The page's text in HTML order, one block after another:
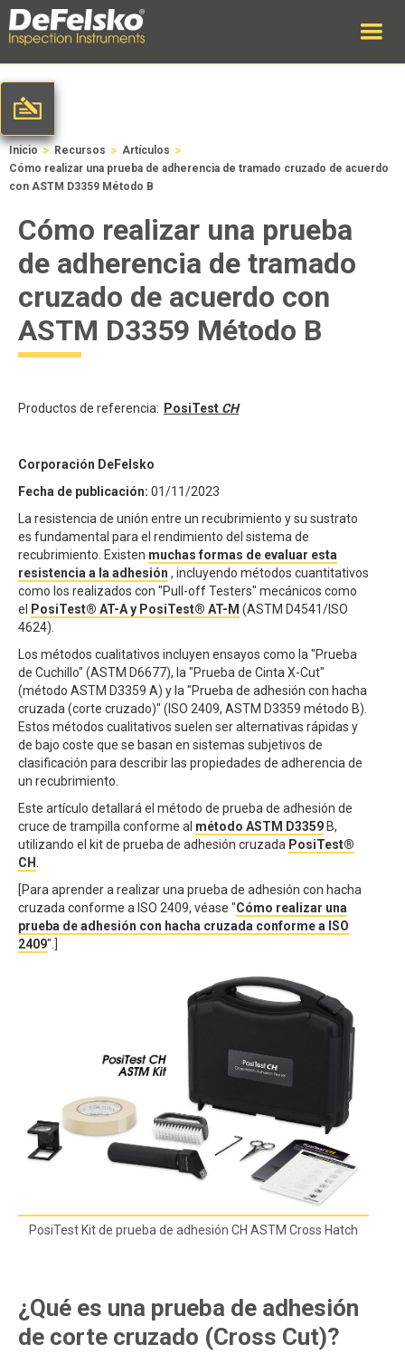
Inicio > Recursos > Artículos >
Cómo realizar una prueba de adherencia de tramado cruzado de acuerdo
con ASTM D3359 Método B
Cómo realizar una prueba
de adherencia de tramado
cruzado de acuerdo con
ASTM D3359 Método B
Productos de referencia: PosiTest CH
Corporación DeFelsko
Fecha de publicación: 01/11/2023
La resistencia de unión entre un recubrimiento y su sustrato
es fundamental para el rendimiento del sistema de
recubrimiento. Existen muchas formas de evaluar esta
resistencia a la adhesión , incluyendo métodos cuantitativos
como los realizados con "Pull-off Testers" mecánicos como
el
PosiTest® AT-A y PosiTest® AT-M (ASTM D4541/ISO
4624).
Los métodos cualitativos incluyen ensayos como la "Prueba
de Cuchillo" (ASTM D6677), la "Prueba de Cinta X-Cut"
(método ASTM D3359 A) y la "Prueba de adhesión con hacha
cruzada (corte cruzado)" (ISO 2409, ASTM D3359 método B).
Estos métodos cualitativos suelen ser alternativas rápidas y
de bajo coste que se basan en sistemas subjetivos de
clasificación para describir las propiedades de adherencia de
un recubrimiento.
Este artículo detallará el método de prueba de adhesión de
cruce de trampilla conforme al método ASTM D3359 B,
utilizando el kit de prueba de adhesión cruzada PosiTest®
CH
[Para aprender a realizar una prueba de adhesión con hacha
cruzada conforme a ISO 2409, véase "Cómo realizar una
prueba de adhesión con hacha cruzada conforme a ISO
2409".]
PosiTest Kit de prueba de adhesión CH ASTM Cross Hatch
¿Qué es una prueba de adhesión
de corte cruzado (Cross Cut)?